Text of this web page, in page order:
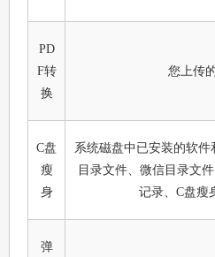
PD
F转
换
您上传
C盘
瘦
身
系统磁盘中已安装的软
目录文件、微信目录文
记录、C盘瘦
弹